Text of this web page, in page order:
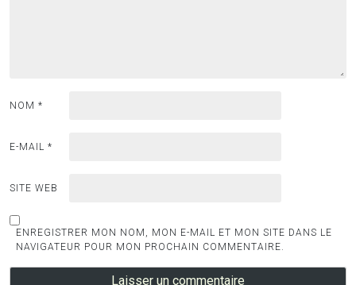
NOM *
E-MAIL *
SITE WEB
ENREGISTRER MON NOM, MON E-MAIL ET MON SITE DANS LE
NAVIGATEUR POUR MON PROCHAIN COMMENTAIRE.